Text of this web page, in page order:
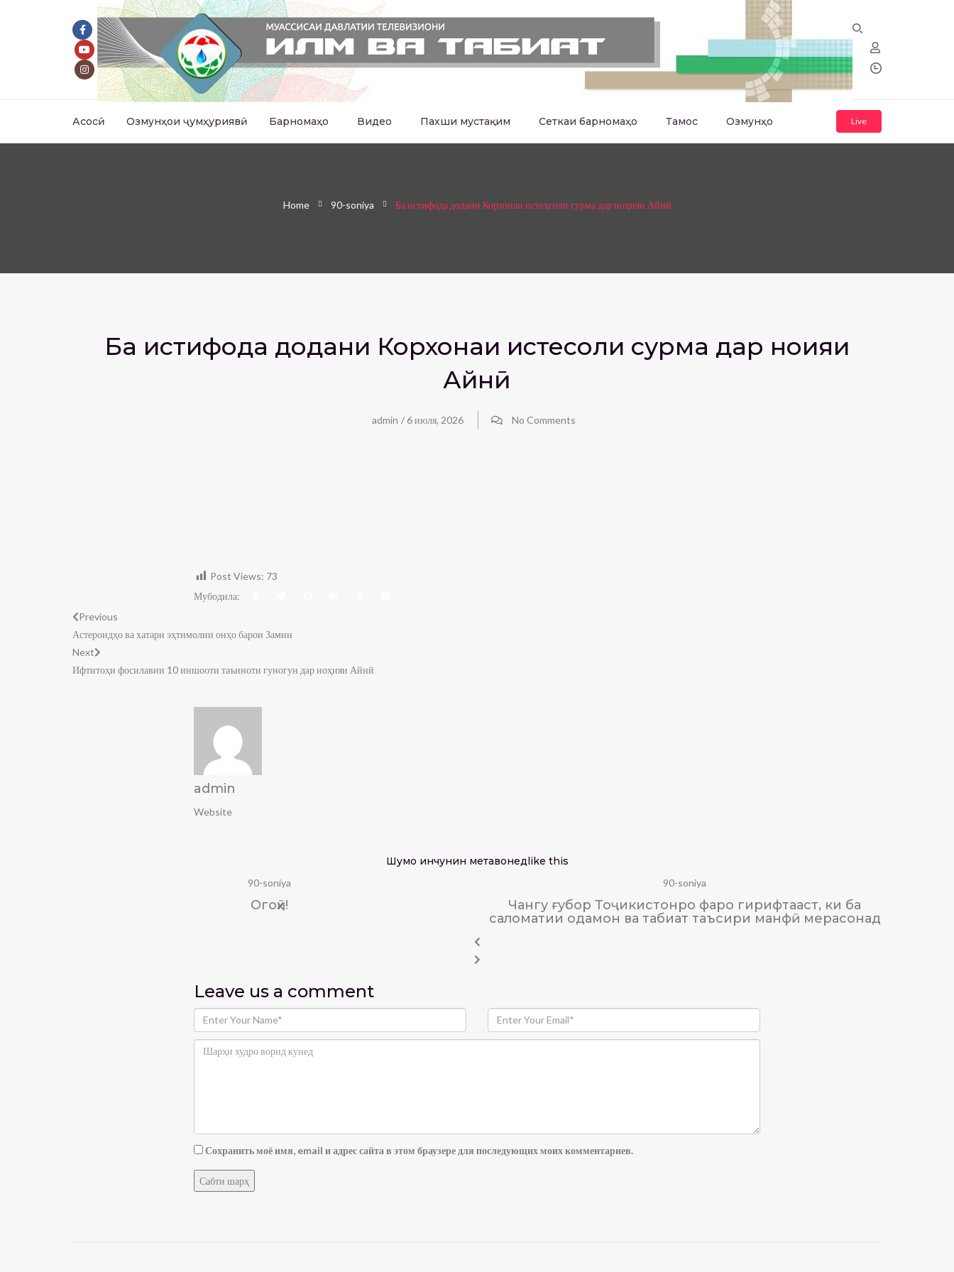
Асосӣ Озмунҳои ҷумҳуриявӣ Барномаҳо Видео Пахши мустақим Сеткаи барномаҳо Тамос Озмунҳо Live
Home 90-soniya Ба истифода додани Корхонаи истеҳсоли сурма дар ноҳияи Айнӣ
Ба истифода додани Корхонаи истеҳсоли сурма дар ноҳияи
Айнӣ
admin /6 июля, 2026 No Comments
Post Views: 73
Мубодила:
Previous
Астероидҳо ва хатари эҳтимолии онҳо барои Замин
Next
Ифтитоҳи фосилавии 10 иншооти таъиноти гуногун дар ноҳияи Айнӣ
admin
Website
Шумо инчунин метавонедlike this
90-soniya
Огоҳӣ!
90-soniya
Чангу ғубор Тоҷикистонро фаро гирифтааст, ки ба
саломатии одамон ва табиат таъсири манфӣ мерасонад
Leave us a comment
Сохранить моё имя, email и адрес сайта в этом браузере для последующих моих комментариев.